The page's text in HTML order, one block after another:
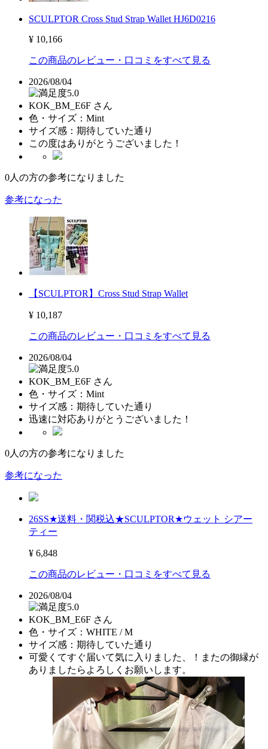
SCULPTOR Cross Stud Strap Wallet HJ6D0216
¥ 10,166
この商品のレビュー・口コミをすべて見る
2026/08/04
5.0
KOK_BM_E6F さん
色・サイズ： Mint
サイズ感： 期待していた通り
この度はありがとうございました！
0人の方の参考になりました
参考になった
【SCULPTOR】Cross Stud Strap Wallet
¥ 10,187
この商品のレビュー・口コミをすべて見る
2026/08/04
5.0
KOK_BM_E6F さん
色・サイズ： Mint
サイズ感： 期待していた通り
迅速に対応ありがとうございました！
0人の方の参考になりました
参考になった
26SS★送料・関税込★SCULPTOR★ウェット シアー
ティー
¥ 6,848
この商品のレビュー・口コミをすべて見る
2026/08/04
5.0
KOK_BM_E6F さん
色・サイズ： WHITE / M
サイズ感： 期待していた通り
可愛くてすぐ届いて気に入りました、！またの御縁が
ありましたらよろしくお願いします。